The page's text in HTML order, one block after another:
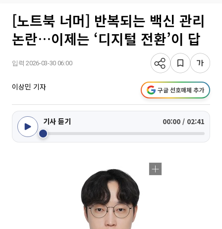
[노트북 너머] 반복되는 백신 관리
논란…이제는 ‘디지털 전환’이 답
입력 2026-03-30 06:00
이상민 기자 구글 선호매체 추가
기사 듣기 00:00 / 02:41